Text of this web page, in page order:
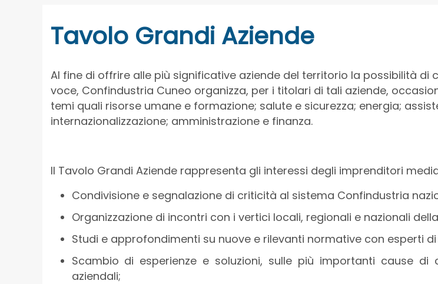
Tavolo Grandi Aziende
Al fine di offrire alle più significative aziende del territorio la possibilità
voce, Confindustria Cuneo organizza, per i titolari di tali aziende,
temi quali risorse umane e formazione; salute e sicurezza; energia;
internazionalizzazione; amministrazione e finanza.
Il Tavolo Grandi Aziende rappresenta gli interessi degli imprenditori
Condivisione e segnalazione di criticità al sistema Confindustria
Organizzazione di incontri con i vertici locali, regionali e nazionali
Studi e approfondimenti su nuove e rilevanti normative con esperti
Scambio di esperienze e soluzioni, sulle più importanti cause
aziendali;